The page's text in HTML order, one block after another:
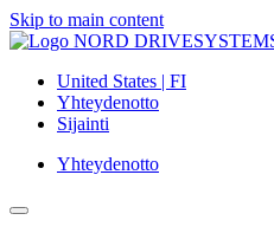
Skip to main content
United States | FI
Yhteydenotto
Sijainti
Yhteydenotto